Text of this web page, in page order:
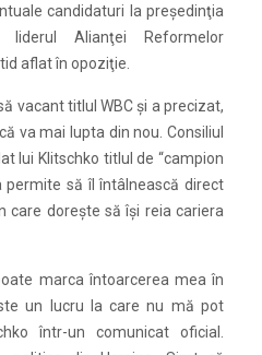
candidaturi la preşedinţia
liderul Alianţei Reformelor
aflat în opoziţie.
vacant titlul WBC şi a precizat,
va mai lupta din nou. Consiliul
lui Klitschko titlul de “campion
permite să îl întâlnească direct
care doreşte să îşi reia cariera
marca întoarcerea mea în
un lucru la care nu mă pot
într-un comunicat oficial.